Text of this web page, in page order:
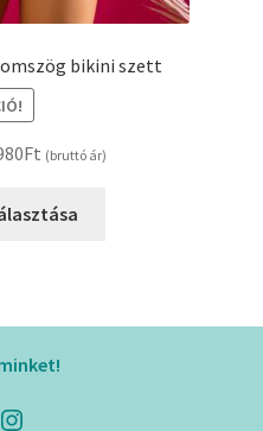
bikini szett
FtCurrent
is:
(bruttó ár)
Instagram